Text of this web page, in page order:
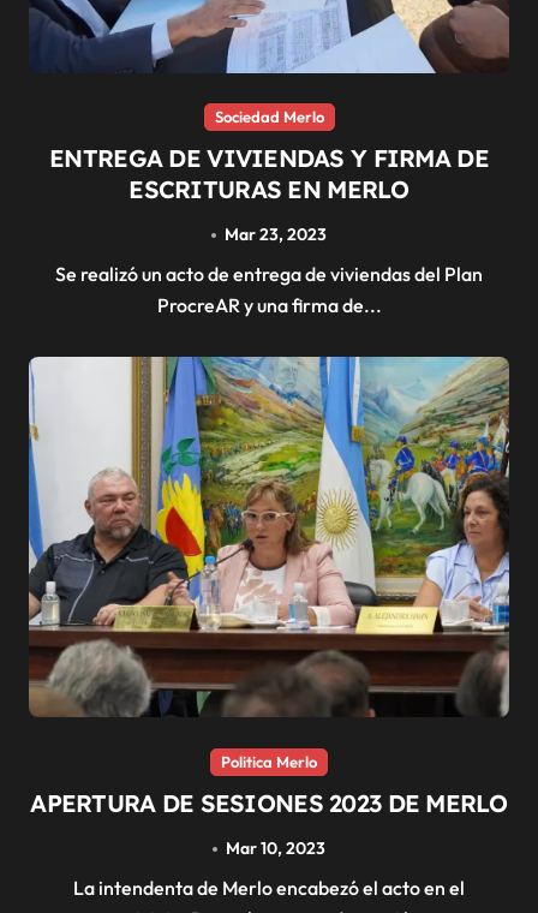
Sociedad Merlo
ENTREGA DE VIVIENDAS Y FIRMA DE
ESCRITURAS EN MERLO
Mar 23, 2023
Se realizó un acto de entrega de viviendas del Plan
ProcreAR y una firma de...
Politica Merlo
APERTURA DE SESIONES 2023 DE MERLO
Mar 10, 2023
La intendenta de Merlo encabezó el acto en el